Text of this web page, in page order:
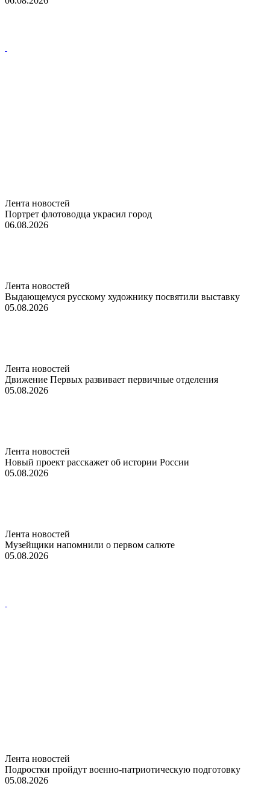
Лента новостей
Портрет флотоводца украсил город
06.08.2026
Лента новостей
Выдающемуся русскому художнику посвятили выставку
05.08.2026
Лента новостей
Движение Первых развивает первичные отделения
05.08.2026
Лента новостей
Новый проект расскажет об истории России
05.08.2026
Лента новостей
Музейщики напомнили о первом салюте
05.08.2026
Лента новостей
Подростки пройдут военно-патриотическую подготовку
05.08.2026